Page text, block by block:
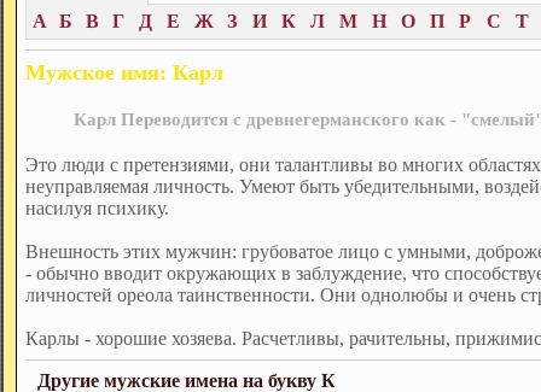
А Б В Г Д Е Ж З И К Л М Н О П Р С Т
Мужское имя: Карл
Карл Переводится с древнегерманского как -
Это люди с претензиями, они талантливы во многих
неуправляемая личность. Умеют быть убедительными,
насилуя психику.
Внешность этих мужчин: грубоватое лицо с умными,
- обычно вводит окружающих в заблуждение, что
личностей ореола таинственности. Они однолюбы и очень
Карлы - хорошие хозяева. Расчетливы, рачительны,
Другие мужские имена на букву К